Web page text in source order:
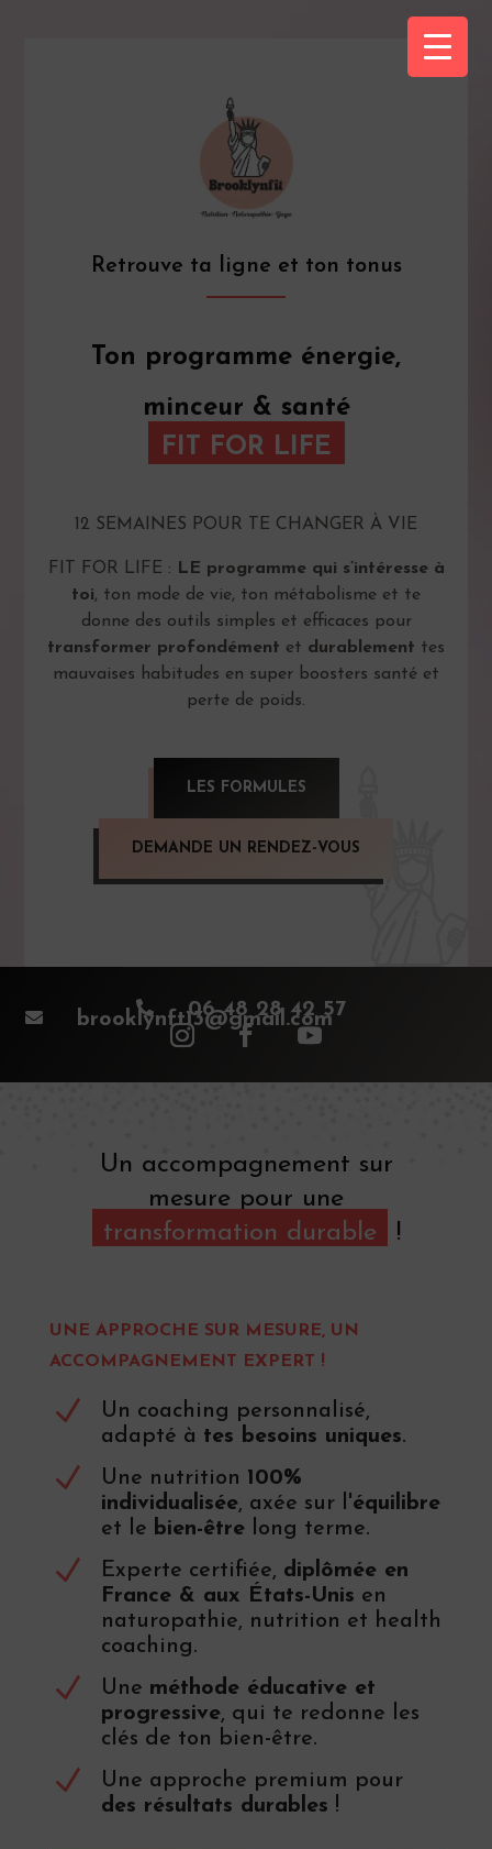
Retrouve ta ligne et ton tonus
Ton programme énergie,
minceur & santé
FIT FOR LIFE
12 SEMAINES POUR TE CHANGER À VIE
FIT FOR LIFE :
LE programme qui s’intéresse à
toi, ton mode de vie, ton métabolisme et te
donne des outils simples et efficaces pour
transformer profondément et durablement tes
mauvaises habitudes en super boosters santé et
perte de poids.
LES FORMULES
DEMANDE UN RENDEZ-VOUS
 06 48 28 42 57
 brooklynft13@gmail.com
Un accompagnement sur
mesure pour une
transformation durable
!
UNE APPROCHE SUR MESURE, UN
ACCOMPAGNEMENT EXPERT !
N
Un coaching personnalisé,
adapté à tes besoins uniques.
N Une nutrition 100%
individualisée, axée sur l'équilibre
et le bien-êtrelong terme.
N Experte certifiée, diplômée en
France & aux États-Unis en
naturopathie, nutrition et health
coaching.
N Une méthode éducative et
progressive, qui te redonne les
clés de ton bien-être.
N
Une approche premium pour
des résultats durables !